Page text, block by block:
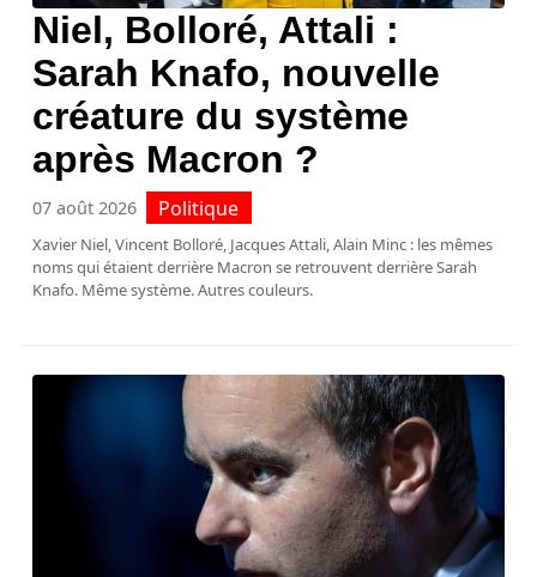
Niel, Bolloré, Attali :
Sarah Knafo, nouvelle
créature du système
après Macron ?
07 août 2026 Politique
Xavier Niel, Vincent Bolloré, Jacques Attali, Alain Minc : les mêmes
noms qui étaient derrière Macron se retrouvent derrière Sarah
Knafo. Même système. Autres couleurs.